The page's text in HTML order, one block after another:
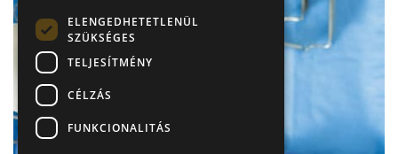
ELENGEDHETETLENÜL
SZÜKSÉGES
TELJESÍTMÉNY
CÉLZÁS
FUNKCIONALITÁS